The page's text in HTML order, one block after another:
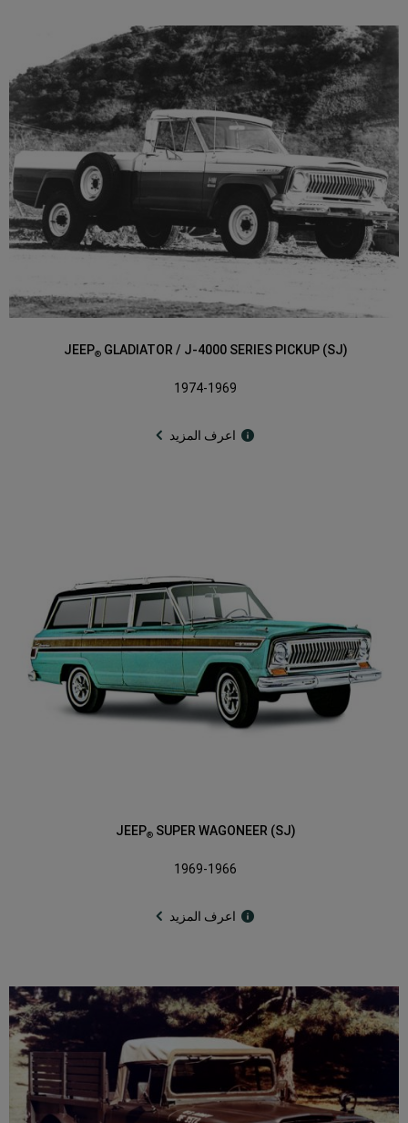
JEEP®GLADIATOR / J-4000 SERIES PICKUP (SJ)
1974-1969
اعرف المزيد
JEEP®SUPER WAGONEER (SJ)
1969-1966
اعرف المزيد